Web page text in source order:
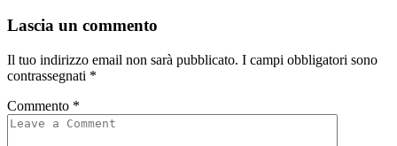
Lascia un commento
Il tuo indirizzo email non sarà pubblicato. I campi obbligatori sono
contrassegnati *
Commento *